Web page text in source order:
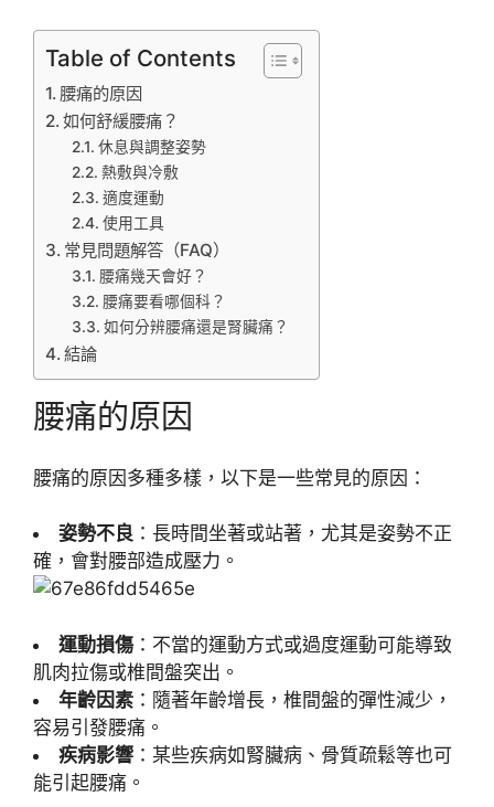
Table of Contents
腰痛的原因
如何舒緩腰痛？
休息與調整姿勢
熱敷與冷敷
適度運動
使用工具
常見問題解答（FAQ）
腰痛幾天會好？
腰痛要看哪個科？
如何分辨腰痛還是腎臟痛？
結論
腰痛的原因
腰痛的原因多種多樣，以下是一些常見的原因：
姿勢不良 ：長時間坐著或站著，尤其是姿勢不正
確，會對腰部造成壓力。
運動損傷 ：不當的運動方式或過度運動可能導致
肌肉拉傷或椎間盤突出。
年齡因素 ：隨著年齡增長，椎間盤的彈性減少，
容易引發腰痛。
疾病影響 ：某些疾病如腎臟病、骨質疏鬆等也可
能引起腰痛。